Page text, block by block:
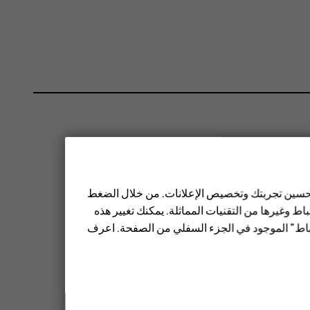
تحسين تجربتك وتخصيص الإعلانات. من خلال الضغط
وغيرها من التقنيات المماثلة. يمكنك تغيير هذه
الموجود في الجزء السفلي من الصفحة. اعرف